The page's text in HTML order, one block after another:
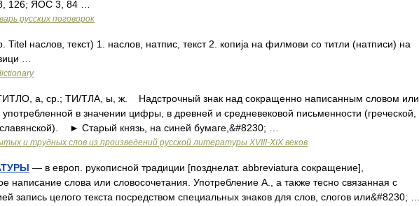
126; ЯОС 3, 84 …
русских поговорок
Titel наслов, текст) 1. наслов, натпис, текст 2. копија на филмови со титли (натписи) на
…
а, ср.; ТИ/ТЛА, ы, ж. Надстрочный знак над сокращенно написанным словом или
употребленной в значении цифры, в древней и средневековой письменности (греческой,
славянской). ► Старый князь, на синей бумаге,&#8230; …
и трудных слов из произведений русской литературы ХVIII-ХIХ веков
— в европ. рукописной традиции [позднелат. abbreviatura сокращение],
написание слова или словосочетания. Употребление А., а также тесно связанная с
запись целого текста посредством специальных знаков для слов, слогов или&#8230; …